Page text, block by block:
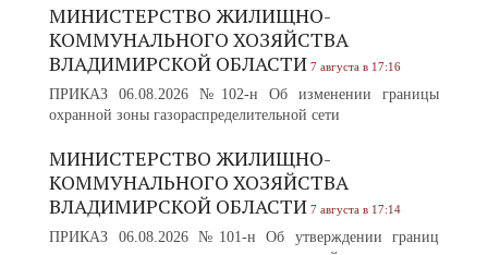
МИНИСТЕРСТВО ЖИЛИЩНО-
КОММУНАЛЬНОГО ХОЗЯЙСТВА
ВЛАДИМИРСКОЙ ОБЛАСТИ 7 августа в 17:16
ПРИКАЗ 06.08.2026 №102-н Об изменении границы
охранной зоны газораспределительной сети
МИНИСТЕРСТВО ЖИЛИЩНО-
КОММУНАЛЬНОГО ХОЗЯЙСТВА
ВЛАДИМИРСКОЙ ОБЛАСТИ 7 августа в 17:14
ПРИКАЗ 06.08.2026 №101-н Об утверждении границ